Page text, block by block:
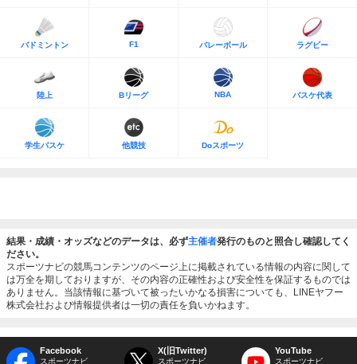
バドミントン F1 バレーボール ラグビー
陸上 Bリーグ NBA バスケ代表
学生バスケ 他競技 Doスポーツ
結果・成績・オッズなどのデータは、必ず主催者発行のものと照合し確認してく
ださい。
スポーツナビの競馬コンテンツのページ上に掲載されている情報の内容に関して
は万全を期しておりますが、その内容の正確性および安全性を保証するものでは
ありません。当該情報に基づいて被ったいかなる損害についても、LINEヤフー
株式会社および情報提供者は一切の責任を負いかねます。
Facebook
スポーツナビ
X(旧Twitter)
スポーツナビ
YouTube
スポーツナビ